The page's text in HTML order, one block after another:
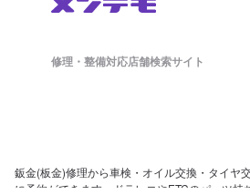
修理・整備対応店舗検索サイト
鈑金(板金)修理から車検・オイル交換・タイヤ
に予約ができます。ドラレコやETCのパーツ持